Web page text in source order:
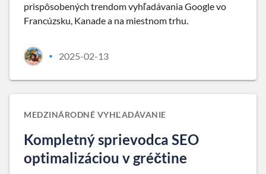
prispôsobených trendom vyhľadávania Google vo
Francúzsku, Kanade a na miestnom trhu.
• 2025-02-13
MEDZINÁRODNÉ VYHĽADÁVANIE
Kompletný sprievodca SEO
optimalizáciou v gréčtine